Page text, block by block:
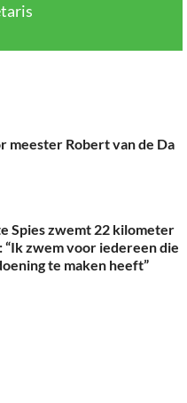
meester Robert van de Da
Spies zwemt 22 kilometer
zwem voor iedereen die
te maken heeft”